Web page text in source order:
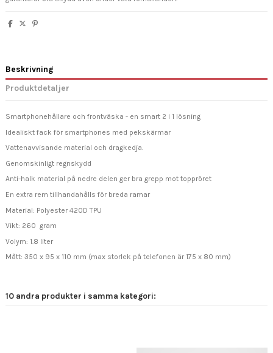
Beskrivning
Produktdetaljer
Smartphonehållare och frontväska - en smart 2 i 1 lösning
Idealiskt fack för smartphones med pekskärmar
Vattenavvisande material och dragkedja.
Genomskinligt regnskydd
Anti-halk material på nedre delen ger bra grepp mot toppröret
En extra rem tillhandahålls för breda ramar
Material: Polyester 420D TPU
Vikt: 260 gram
Volym: 1.8 liter
Mått: 350 x 95 x 110 mm (max storlek på telefonen är 175 x 80 mm)
10 andra produkter i samma kategori: